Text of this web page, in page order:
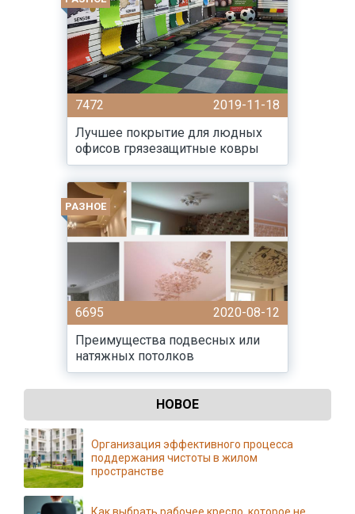
7472
2019-11-18
Лучшее покрытие для людных
офисов грязезащитные ковры
РАЗНОЕ
6695
2020-08-12
Преимущества подвесных или
натяжных потолков
НОВОЕ
Организация эффективного процесса
поддержания чистоты в жилом
пространстве